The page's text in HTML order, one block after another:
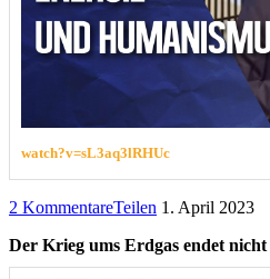
watch?v=sL3aq3lRHUc
2 KommentareTeilen 1. April 2023
Der Krieg ums Erdgas endet